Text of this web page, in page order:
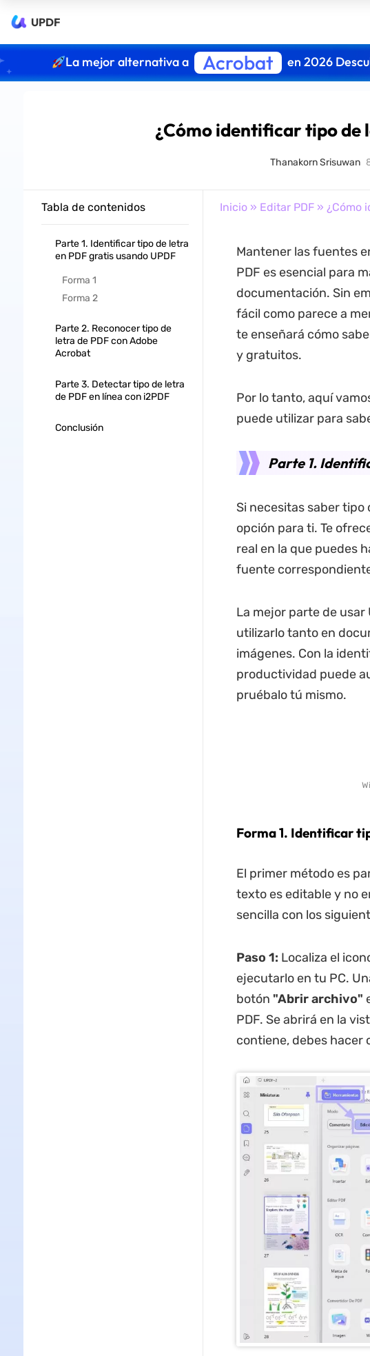
UPDF
La mejor alternativa a Acrobat en 2026
¿Cómo identificar tipo de
Thanakorn Srisuwan
Tabla de contenidos
Parte 1. Identificar tipo de letra
en PDF gratis usando UPDF
Forma 1
Forma 2
Parte 2. Reconocer tipo de
letra de PDF con Adobe
Acrobat
Parte 3. Detectar tipo de letra
de PDF en línea con i2PDF
Conclusión
Inicio» Editar PDF» ¿Cómo
Mantener las fuentes
PDF es esencial para
documentación. Sin
fácil como parece a
te enseñará cómo
y gratuitos.
Por lo tanto, aquí
puede utilizar para
Parte 1.
Si necesitas saber tipo
opción para ti. Te
real en la que puedes
fuente
La mejor parte de
utilizarlo tanto en
imágenes. Con la
productividad puede
pruébalo tú mismo.
Forma1. Identificar
El primer método es
texto es editable y no
sencilla con los
Paso 1: Localiza el
ejecutarlo en tu PC.
botón "Abrir archivo"
PDF. Se abrirá en la
contiene, debes hacer